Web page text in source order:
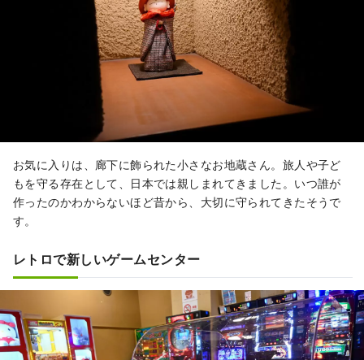
お気に入りは、廊下に飾られた小さなお地蔵さん。旅人や子ど
もを守る存在として、日本では親しまれてきました。いつ誰が
作ったのかわからないほど昔から、大切に守られてきたそうで
す。
レトロで新しいゲームセンター